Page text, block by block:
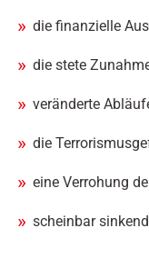
die finanzielle
die stete
veränderte
die
eine Verrohung
scheinbar